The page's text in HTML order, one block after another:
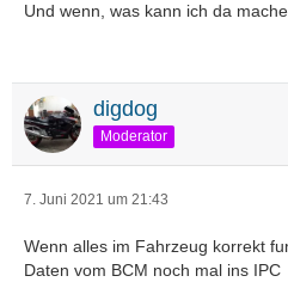
Und wenn, was kann ich da
digdog
Moderator
7. Juni 2021 um 21:43
Wenn alles im Fahrzeug korrekt
Daten vom BCM noch mal ins IPC